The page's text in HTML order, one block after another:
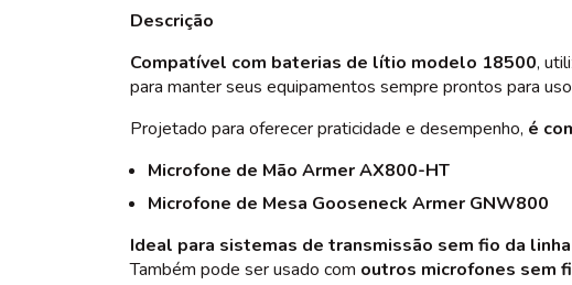
Descrição
Compatível com baterias de lítio modelo 18500,
para manter seus equipamentos sempre prontos para
Projetado para oferecer praticidade e desempenho, é
Microfone de Mão Armer AX800-HT
Microfone de Mesa Gooseneck Armer GNW800
Ideal para sistemas de transmissão sem fio da
Também pode ser usado com outros microfones sem